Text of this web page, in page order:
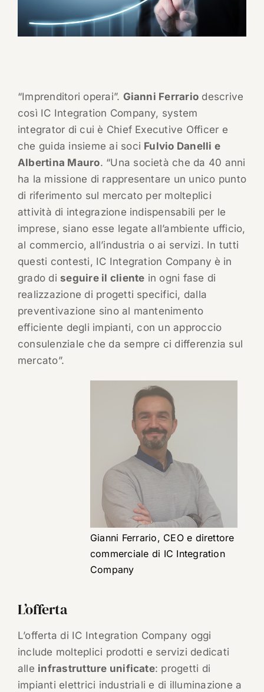
“Imprenditori operai”. Gianni Ferrario descrive
così IC Integration Company, system
integrator di cui è Chief Executive Officer e
che guida insieme ai soci Fulvio Danelli e
Albertina Mauro. “Una società che da 40 anni
ha la missione di rappresentare un unico punto
di riferimento sul mercato per molteplici
attività di integrazione indispensabili per le
imprese, siano esse legate all’ambiente ufficio,
al commercio, all’industria o ai servizi. In tutti
questi contesti, IC Integration Company è in
grado di seguire il cliente in ogni fase di
realizzazione di progetti specifici, dalla
preventivazione sino al mantenimento
efficiente degli impianti, con un approccio
consulenziale che da sempre ci differenzia sul
mercato”.
Gianni Ferrario, CEO e direttore
commerciale di IC Integration
Company
L’offerta
L’offerta di IC Integration Company oggi
include molteplici prodotti e servizi dedicati
alle infrastrutture unificate: progetti di
impianti elettrici industriali e di illuminazione a